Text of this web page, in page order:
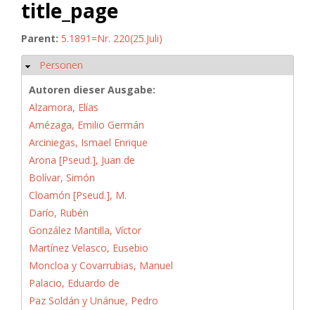
title_page
Parent: 5.1891=Nr. 220(25.Juli)
Ausblenden
Personen
Autoren dieser Ausgabe:
Alzamora, Elías
Amézaga, Emilio Germán
Arciniegas, Ismael Enrique
Arona [Pseud.], Juan de
Bolívar, Simón
Cloamón [Pseud.], M.
Darío, Rubén
González Mantilla, Víctor
Martínez Velasco, Eusebio
Moncloa y Covarrubias, Manuel
Palacio, Eduardo de
Paz Soldán y Unánue, Pedro